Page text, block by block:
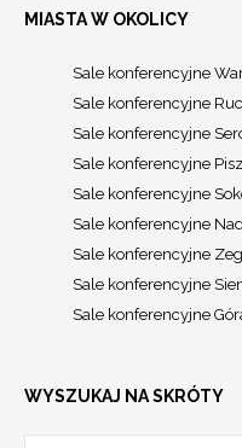
MIASTA W OKOLICY
Sale konferencyjne
Sale konferencyjne
Sale konferencyjne
Sale konferencyjne Pisz
Sale konferencyjne
Sale konferencyjne
Sale konferencyjne
Sale konferencyjne
Sale konferencyjne
WYSZUKAJ NA SKRÓTY